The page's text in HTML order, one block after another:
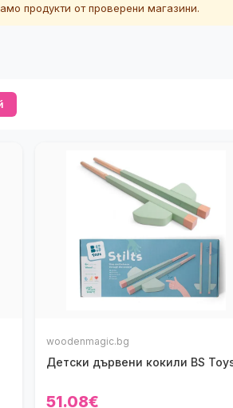
продукти от проверени магазини.
woodenmagic.bg
Детски дървени кокили BS
51.08€